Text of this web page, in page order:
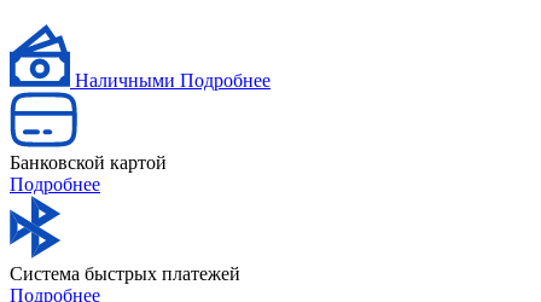
Наличными Подробнее
Банковской картой
Подробнее
Система быстрых платежей
Подробнее